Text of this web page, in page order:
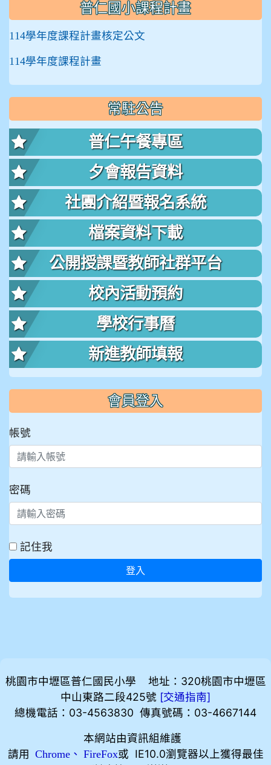
普仁國小課程計畫
114學年度課程計畫核定公文
114學年度課程計畫
常駐公告
普仁午餐專區
夕會報告資料
社團介紹暨報名系統
檔案資料下載
公開授課暨教師社群平台
校內活動預約
學校行事曆
新進教師填報
會員登入
帳號
密碼
記住我
登入
桃園市中壢區普仁國民小學 地址：320桃園市中壢區
中山東路二段425號 [交通指南]
總機電話：03-4563830 傳真號碼：03-4667144
本網站由資訊組維護
請用
Chrome、 FireFox或 IE10.0瀏覽器以上獲得最佳